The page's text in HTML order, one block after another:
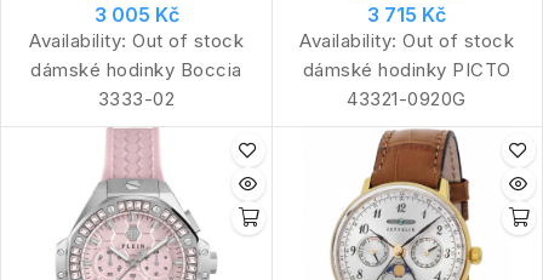
3 005 Kč
Availability: Out of stock
dámské hodinky Boccia
3333-02
3 715 Kč
Availability: Out of stock
dámské hodinky PICTO
43321-0920G